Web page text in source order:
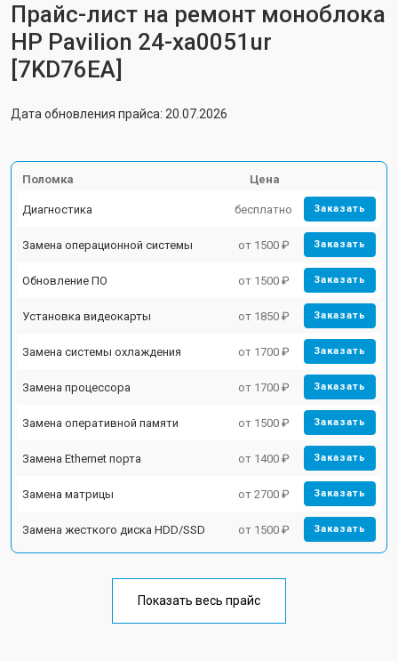
Прайс-лист на ремонт моноблока
HP Pavilion 24-xa0051ur
[7KD76EA]
Дата обновления прайса: 20.07.2026
Поломка Цена
Диагностика бесплатно Заказать
Замена операционной системы от 1500 ₽ Заказать
Обновление ПО от 1500 ₽ Заказать
Установка видеокарты от 1850 ₽ Заказать
Замена системы охлаждения от 1700 ₽ Заказать
Замена процессора от 1700 ₽ Заказать
Замена оперативной памяти от 1500 ₽ Заказать
Замена Ethernet порта от 1400 ₽ Заказать
Замена матрицы от 2700 ₽ Заказать
Замена жесткого диска HDD/SSD от 1500 ₽ Заказать
Показать весь прайс